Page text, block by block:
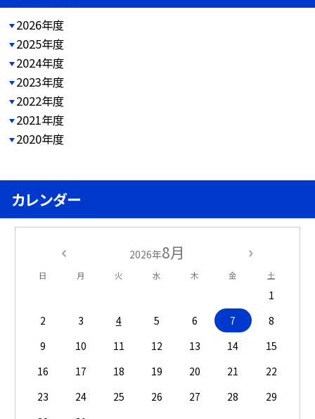
2026年度
2025年度
2024年度
2023年度
2022年度
2021年度
2020年度
カレンダー
2026年8月
日 月 火 水 木 金 土
1
2
3 4 5 6 7
8
9
10 11 12 13 14
15
16
17 18 19 20 21
22
23
24 25 26 27 28
29